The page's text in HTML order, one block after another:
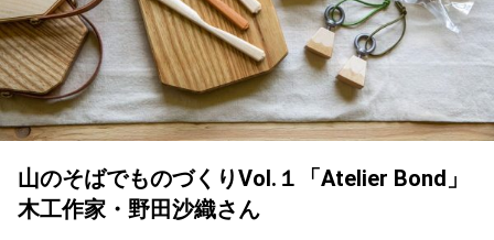
山のそばでものづくりVol.１「Atelier Bond」
木工作家・野田沙織さん